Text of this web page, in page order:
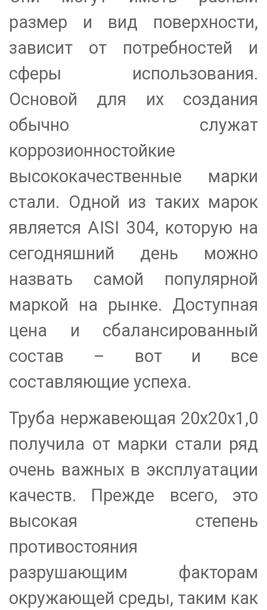
размер и вид поверхности,
зависит от потребностей и
сферы использования.
Основой для их создания
обычно служат
коррозионностойкие
высококачественные марки
стали. Одной из таких марок
является AISI 304, которую на
сегодняшний день можно
назвать самой популярной
маркой на рынке. Доступная
цена и сбалансированный
состав – вот и все
составляющие успеха.
Труба нержавеющая 20х20х1,0
получила от марки стали ряд
очень важных в эксплуатации
качеств. Прежде всего, это
высокая степень
противостояния
разрушающим факторам
окружающей среды, таким как